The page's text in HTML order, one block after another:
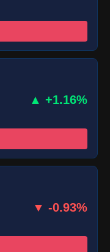
▲ +1.16%
▼ -0.93%